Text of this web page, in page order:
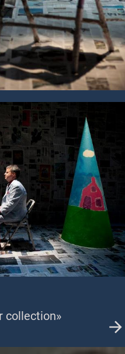
collection»